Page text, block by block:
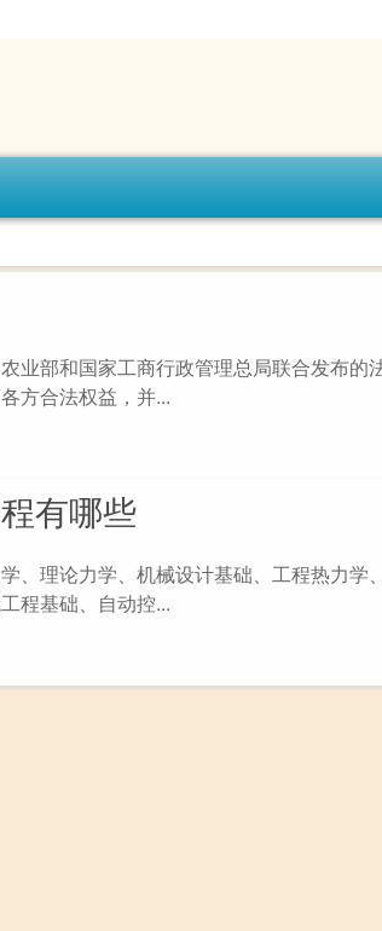
业部和国家工商行政管理总局联合发布的
方合法权益，并...
有哪些
、理论力学、机械设计基础、工程热力学
程基础、自动控...